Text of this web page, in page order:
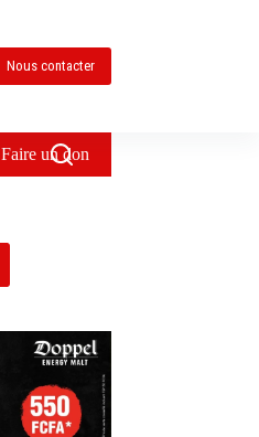
Nous contacter
Faire un don